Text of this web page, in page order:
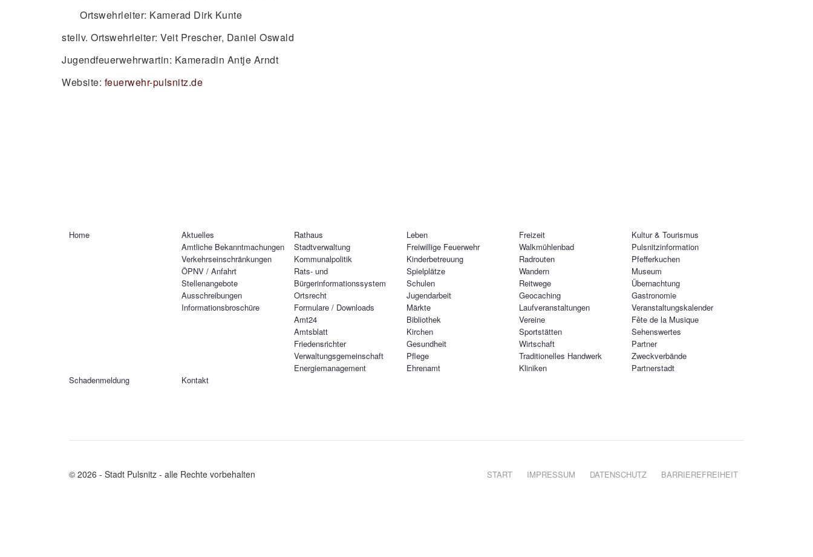
Ortswehrleiter: Kamerad Dirk Kunte
stellv. Ortswehrleiter: Veit Prescher, Daniel Oswald
Jugendfeuerwehrwartin: Kameradin Antje Arndt
Website: feuerwehr-pulsnitz.de
Home
Aktuelles
Amtliche Bekanntmachungen
Verkehrseinschränkungen
ÖPNV / Anfahrt
Stellenangebote
Ausschreibungen
Informationsbroschüre
Rathaus
Stadtverwaltung
Kommunalpolitik
Rats- und
Bürgerinformationssystem
Ortsrecht
Formulare / Downloads
Amt24
Amtsblatt
Friedensrichter
Verwaltungsgemeinschaft
Energiemanagement
Leben
Freiwillige Feuerwehr
Kinderbetreuung
Spielplätze
Schulen
Jugendarbeit
Märkte
Bibliothek
Kirchen
Gesundheit
Pflege
Ehrenamt
Freizeit
Walkmühlenbad
Radrouten
Wandern
Reitwege
Geocaching
Laufveranstaltungen
Vereine
Sportstätten
Kultur & Tourismus
Pulsnitzinformation
Pfefferkuchen
Museum
Übernachtung
Gastronomie
Veranstaltungskalender
Fête de la Musique
Sehenswertes
Wirtschaft
Traditionelles Handwerk
Kliniken
Partner
Zweckverbände
Partnerstadt
Schadenmeldung
Kontakt
START IMPRESSUM DATENSCHUTZ BARRIEREFREIHEIT
© 2026 - Stadt Pulsnitz - alle Rechte vorbehalten